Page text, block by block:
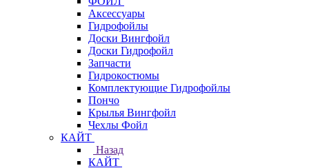
Аксессуары
Гидрофойлы
Доски Вингфойл
Доски Гидрофойл
Запчасти
Гидрокостюмы
Комплектующие Гидрофойлы
Пончо
Крылья Вингфойл
Чехлы Фойл
КАЙТ
Назад
КАЙТ